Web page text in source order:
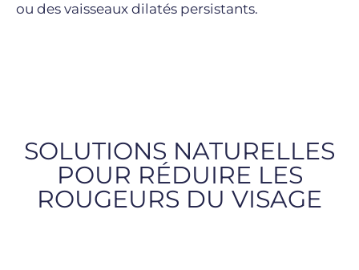
ou des vaisseaux dilatés persistants.
SOLUTIONS NATURELLES
POUR RÉDUIRE LES
ROUGEURS DU VISAGE